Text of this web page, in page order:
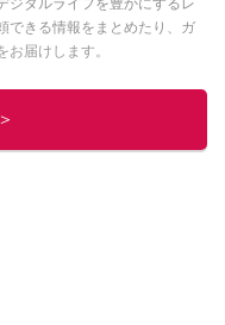
ジタルライフを豊かにするレ
できる情報をまとめたり、ガ
届けします。
シストの他の記事を読む